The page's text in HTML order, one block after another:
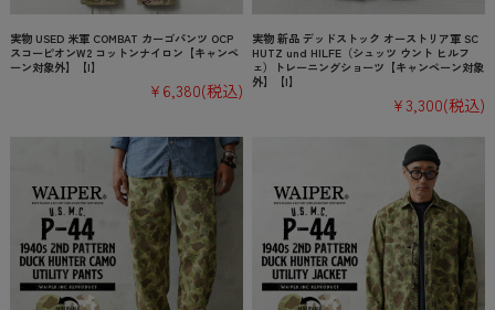
実物 USED 米軍 COMBAT カーゴパンツ OCP
スコーピオンW2 コットンナイロン【キャンペ
ーン対象外】【I】
¥6,380(税込)
実物 新品 デッドストック オーストリア軍 SC
HUTZ und HILFE（シュッツ ウント ヒルフ
ェ）トレーニングショーツ【キャンペーン対象
外】【I】
¥3,300(税込)